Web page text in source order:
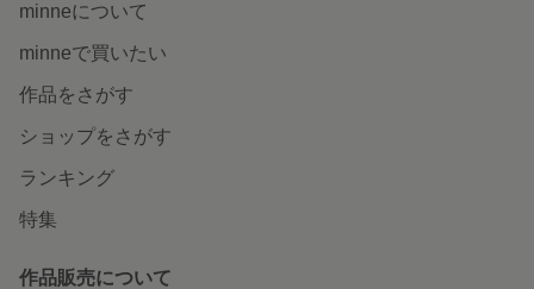
minneについて
minneで買いたい
作品をさがす
ショップをさがす
ランキング
特集
作品販売について